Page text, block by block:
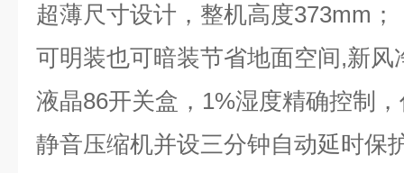
超薄尺寸设计，整机高度373mm；
可明装也可暗装节省地面空间,新风
液晶86开关盒，1%湿度精确控制
静音压缩机并设三分钟自动延时保